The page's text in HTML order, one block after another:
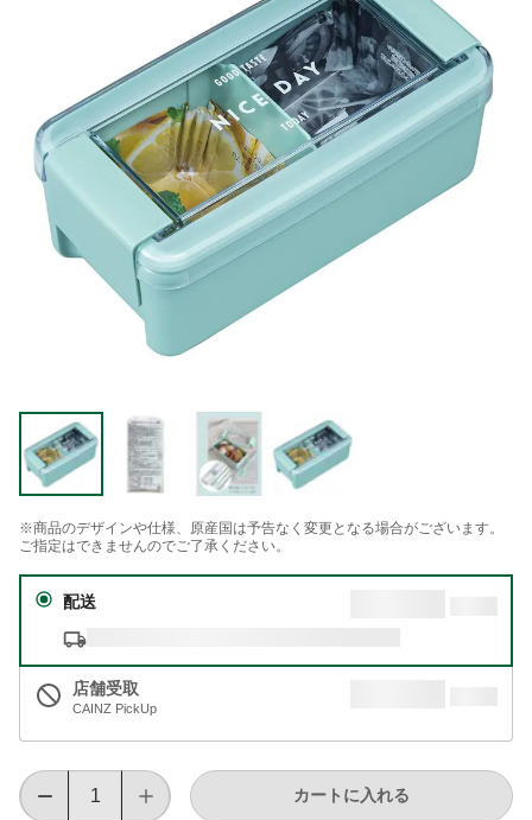
※商品のデザインや仕様、原産国は予告なく変更となる場合がございます。
ご指定はできませんのでご了承ください。
配送
店舗受取
CAINZ PickUp
カートに入れる